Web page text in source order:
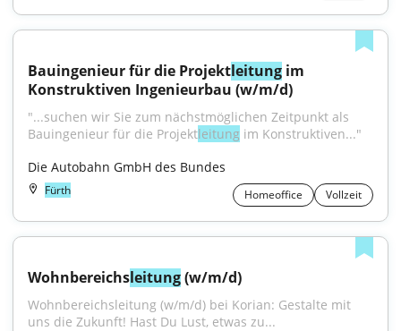
Bauingenieur für die Projektleitung im
Konstruktiven Ingenieurbau (w/m/d)
"...suchen wir Sie zum nächst­möglichen Zeitpunkt als
Bauingenieur für die Projekt­leitung im Konstruktiven..."
Die Autobahn GmbH des Bundes
Fürth Homeoffice Vollzeit
Wohnbereichsleitung (w/m/d)
Wohnbereichsleitung (w/m/d) bei Korian: Gestalte mit
uns die Zukunft! Hast Du Lust, etwas zu...